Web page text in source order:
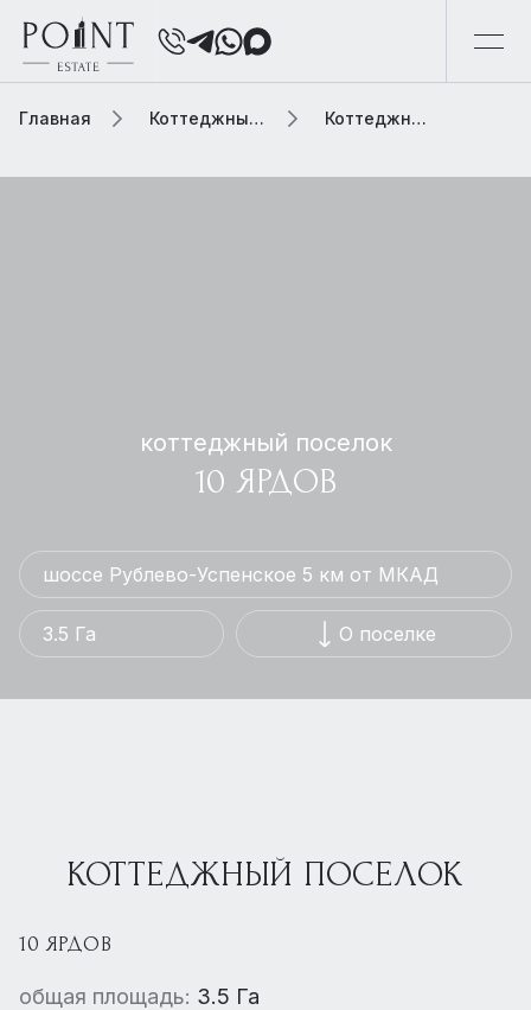
Главная Коттеджный поселок Коттеджный поселок 10 ярдов
коттеджный поселок
10 ЯРДОВ
шоссе Рублево-Успенское 5 км от МКАД
3.5 Га О поселке
КОТТЕДЖНЫЙ ПОСЕЛОК
10 ЯРДОВ
общая площадь: 3.5 Га